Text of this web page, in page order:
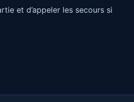
et d’appeler les secours si